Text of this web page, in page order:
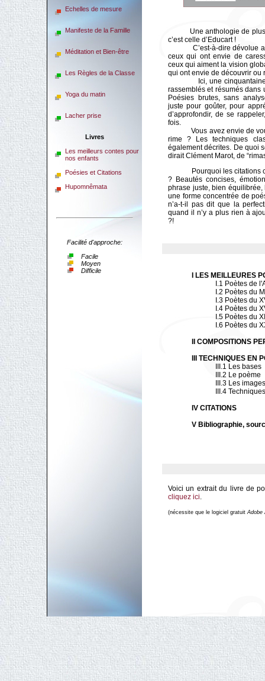
Echelles de mesure
Manifeste de la Famille
Méditation et Bien-être
Les Règles de la Classe
Yoga du matin
Lacher prise
Livres
Les meilleurs contes pour
nos enfants
Poésies et Citations
Hupomnêmata
Facilité d'approche:
Facile
Moyen
Difficile
Une anthologie de plus
c’est celle d’Educart !
C’est-à-dire dévolue
ceux qui ont envie de
ceux qui aiment la vision
qui ont envie de découvrir ou
Ici, une cinquantaine
rassemblés et résumés dans
Poésies brutes, sans
juste pour goûter, pour
d’approfondir, de se
fois.
Vous avez envie de
rime ? Les techniques
également décrites. De quoi
dirait Clément Marot, de
Pourquoi les citations
? Beautés concises,
phrase juste, bien
une forme concentrée de
n’a-t-il pas dit que la
quand il n’y a plus rien à
?!
I LES MEILLEURES
I.1 Poètes de
I.2 Poètes du
I.3 Poètes du
I.4 Poètes du
I.5 Poètes du
I.6 Poètes du
II COMPOSITIONS
III TECHNIQUES EN
III.1 Les bases
III.2 Le poème
III.3 Les
III.4
IV CITATIONS
V Bibliographie,
Voici un extrait du livre de
cliquez ici.
(nécessite que le logiciel gratuitAdobe